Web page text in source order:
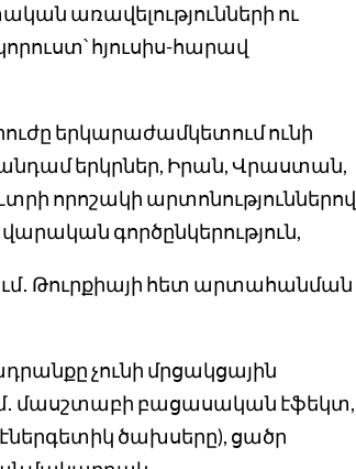
առավելությունների ու
հյուսիս-հարավ
երկարաժամկետում ունի
երկրներ, Իրան, Վրաստան,
որոշակի արտոնություններով
գործընկերություն,
Թուրքիայի հետ արտահանման
չունի մրցակցային
մասշտաբի բացասական էֆեկտ,
ծախսերը), ցածր